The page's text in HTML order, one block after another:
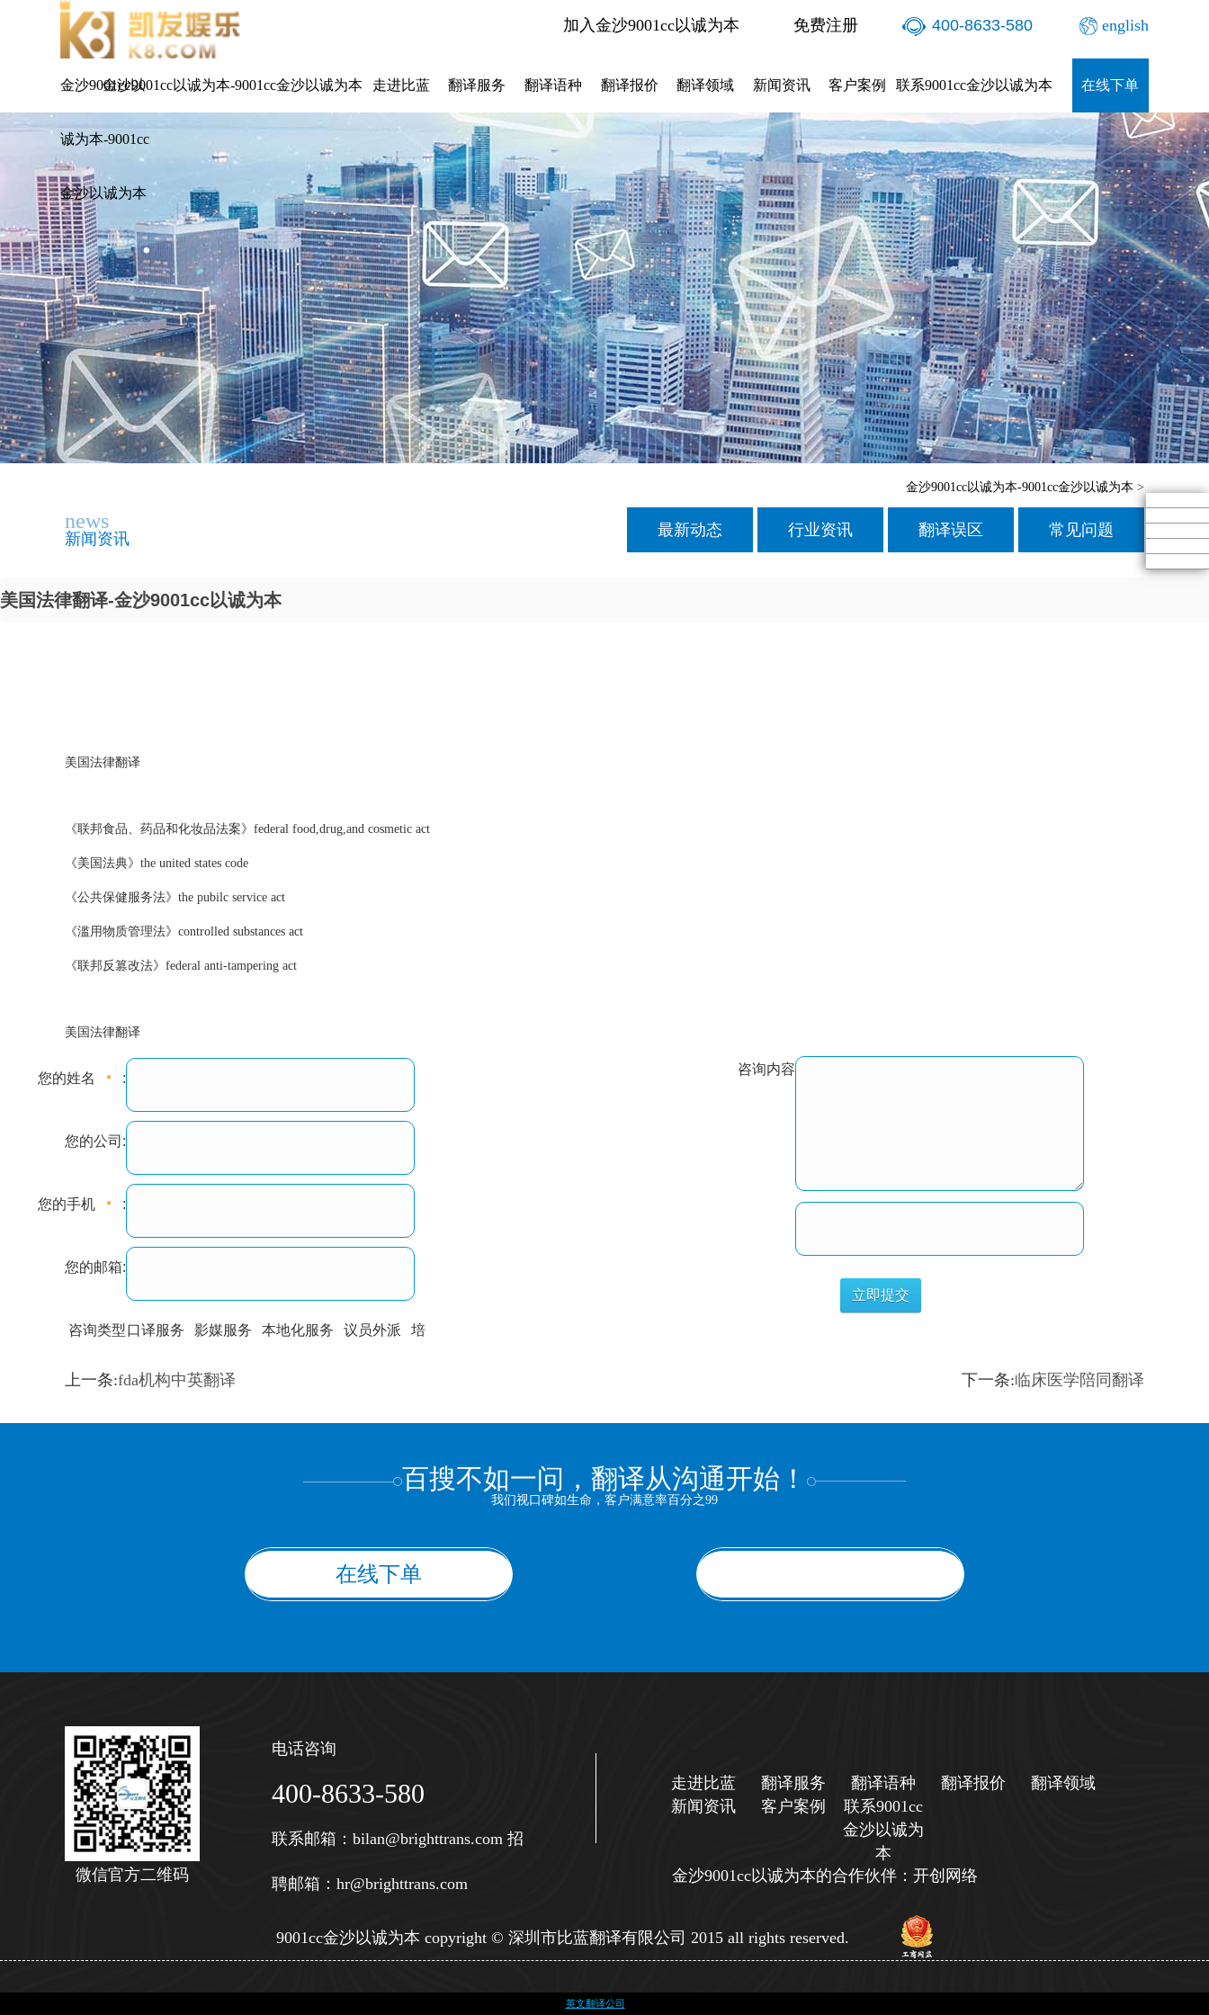
加入金沙9001cc以诚为本 免费注册 400-8633-580 english
金沙9001cc以
诚为本-9001cc
金沙以诚为本
金沙9001cc以诚为本-9001cc金沙以诚为本 走进比蓝 翻译服务 翻译语种 翻译报价 翻译领域 新闻资讯 客户案例 联系9001cc金沙以诚为本 在线下单
金沙9001cc以诚为本-9001cc金沙以诚为本 >
news
新闻资讯 最新动态 行业资讯 翻译误区 常见问题
美国法律翻译-金沙9001cc以诚为本
美国法律翻译
《联邦食品、药品和化妆品法案》federal food,drug,and cosmetic act
《美国法典》the united states code
《公共保健服务法》the pubilc service act
《滥用物质管理法》controlled substances act
《联邦反篡改法》federal anti-tampering act
美国法律翻译
您的姓名 :
您的公司:
您的手机 :
您的邮箱:
咨询类型口译服务 影媒服务 本地化服务 议员外派 培
训翻译 标准级 专业级
咨询内容
上一条:fda机构中英翻译 下一条:临床医学陪同翻译
百搜不如一问，翻译从沟通开始！
我们视口碑如生命，客户满意率百分之99
在线下单
微信官方二维码
电话咨询
400-8633-580
联系邮箱： bilan@brighttrans.com 招
聘邮箱： hr@brighttrans.com
走进比蓝 翻译服务 翻译语种 翻译报价
翻译领域
新闻资讯
客户案例
联系9001cc
金沙以诚为
本
金沙9001cc以诚为本的合作伙伴：开创网络
9001cc金沙以诚为本 copyright © 深圳市比蓝翻译有限公司 2015 all rights reserved.
英文翻译公司